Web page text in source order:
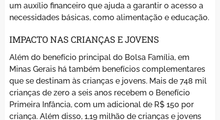
um auxílio financeiro que ajuda a garantir o acesso a
necessidades básicas, como alimentação e educação.
IMPACTO NAS CRIANÇAS E JOVENS
Além do benefício principal do Bolsa Família, em
Minas Gerais há também benefícios complementares
que se destinam às crianças e jovens. Mais de 748 mil
crianças de zero a seis anos recebem o Benefício
Primeira Infância, com um adicional de R$ 150 por
criança. Além disso, 1,19 milhão de crianças e jovens